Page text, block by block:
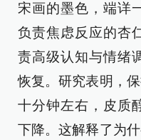
宋画的墨色，端详
负责焦虑反应的杏
责高级认知与情绪
恢复。研究表明，
十分钟左右，皮质
下降。这解释了为